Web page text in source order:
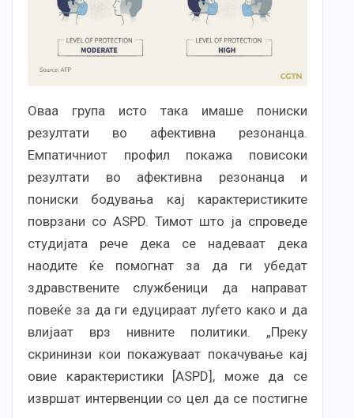
Оваа група исто така имаше пониски
резултати во афективна резонанца.
Емпатичниот профил покажа повисоки
резултати во афективна резонанца и
пониски бодувања кај карактеристиките
поврзани со ASPD. Тимот што ја спроведе
студијата рече дека се надеваат дека
наодите ќе помогнат за да ги убедат
здравствените службеници да направат
повеќе за да ги едуцираат луѓето како и да
влијаат врз нивните политики. „Преку
скрининзи кои покажуваат покачување кај
овие карактеристики [ASPD], може да се
извршат интервенции со цел да се постигне